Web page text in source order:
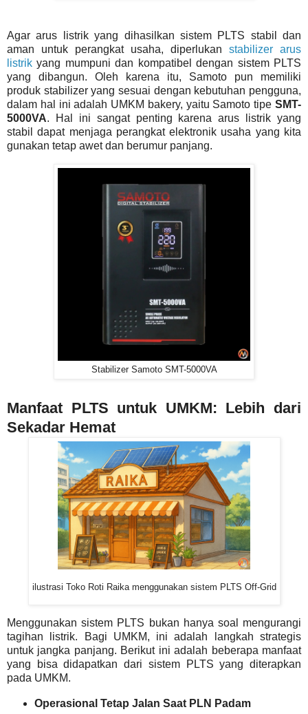
Agar arus listrik yang dihasilkan sistem PLTS stabil dan
aman untuk perangkat usaha, diperlukan stabilizer arus
listrik yang mumpuni dan kompatibel dengan sistem PLTS
yang dibangun. Oleh karena itu, Samoto pun memiliki
produk stabilizer yang sesuai dengan kebutuhan pengguna,
dalam hal ini adalah UMKM bakery, yaitu Samoto tipe SMT-
5000VA. Hal ini sangat penting karena arus listrik yang
stabil dapat menjaga perangkat elektronik usaha yang kita
gunakan tetap awet dan berumur panjang.
Stabilizer Samoto SMT-5000VA
Manfaat PLTS untuk UMKM: Lebih dari
Sekadar Hemat
ilustrasi Toko Roti Raika menggunakan sistem PLTS Off-Grid
Menggunakan sistem PLTS bukan hanya soal mengurangi
tagihan listrik. Bagi UMKM, ini adalah langkah strategis
untuk jangka panjang. Berikut ini adalah beberapa manfaat
yang bisa didapatkan dari sistem PLTS yang diterapkan
pada UMKM.
Operasional Tetap Jalan Saat PLN Padam